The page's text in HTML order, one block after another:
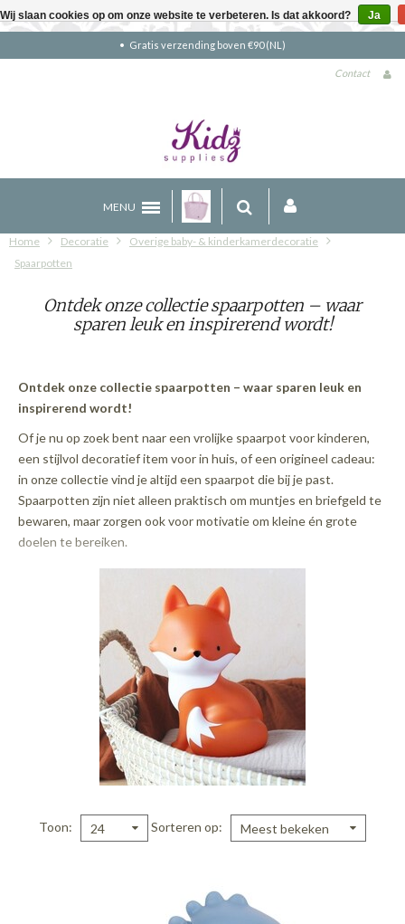
Gratis verzending boven €90 (NL)
Contact
MENU
Home Decoratie
Overige baby- & kinderkamerdecoratie
Spaarpotten
Ontdek onze collectie spaarpotten – waar
sparen leuk en inspirerend wordt!
Ontdek onze collectie spaarpotten – waar sparen leuk en
inspirerend wordt!
Of je nu op zoek bent naar een vrolijke spaarpot voor kinderen,
een stijlvol decoratief item voor in huis, of een origineel cadeau:
in onze collectie vind je altijd een spaarpot die bij je past.
Spaarpotten zijn niet alleen praktisch om muntjes en briefgeld te
bewaren, maar zorgen ook voor motivatie om kleine én grote
doelen te bereiken.
Toon 24 Sorteren op Meest bekeken
Wij slaan cookies op om onze website te verbeteren. Is dat akkoord? Ja